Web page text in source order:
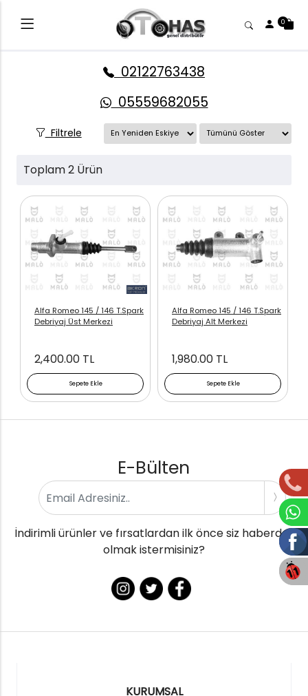
0
02122763438
05559682055
Filtrele
Toplam 2 Ürün
Sepete Ekle
Alfa Romeo 145 / 146 T.Spark
Debriyaj Üst Merkezi
2,400.00 TL
Sepete Ekle
Alfa Romeo 145 / 146 T.Spark
Debriyaj Alt Merkezi
1,980.00 TL
E-Bülten
İndirimli ürünler ve fırsatlardan ilk önce siz haberdar
olmak istermisiniz?
KURUMSAL